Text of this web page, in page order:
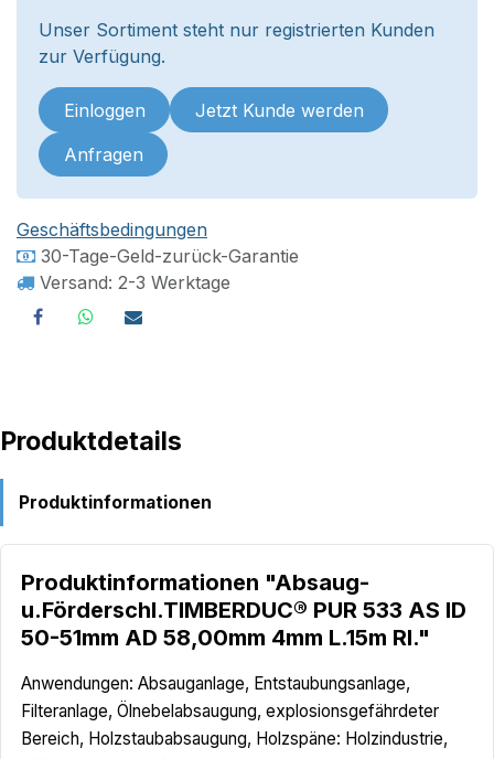
Unser Sortiment steht nur registrierten Kunden
zur Verfügung.
Einloggen Jetzt Kunde werden
Anfragen
Geschäftsbedingungen
30-Tage-Geld-zurück-Garantie
Versand: 2-3 Werktage
Produktdetails
Produktinformationen
Produktinformationen "Absaug-
u.Förderschl.TIMBERDUC® PUR 533 AS ID
50-51mm AD 58,00mm 4mm L.15m Rl."
Anwendungen: Absauganlage, Entstaubungsanlage,
Filteranlage, Ölnebelabsaugung, explosionsgefährdeter
Bereich, Holzstaubabsaugung, Holzspäne: Holzindustrie,